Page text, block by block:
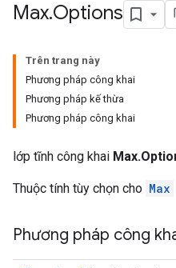
Max.Options
Trên trang này
Phương pháp công khai
Phương pháp kế thừa
Phương pháp công khai
lớp tĩnh công khai
Thuộc tính tùy chọn cho Max
Phương pháp công